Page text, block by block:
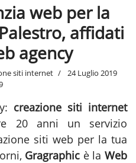
web per la
affidati
agency
siti internet
24 Luglio 2019
creazione siti internet
20 anni un servizio
siti web per la tua
Gragraphic è la Web